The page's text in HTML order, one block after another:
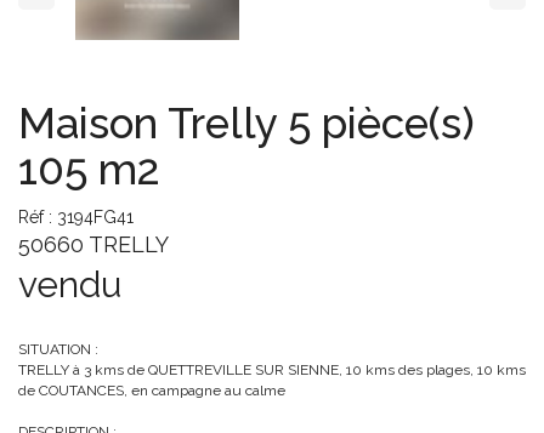
Maison Trelly 5 pièce(s)
105 m2
Réf : 3194FG41
50660 TRELLY
vendu
SITUATION :
TRELLY à 3 kms de QUETTREVILLE SUR SIENNE, 10 kms des plages, 10 kms
de COUTANCES, en campagne au calme